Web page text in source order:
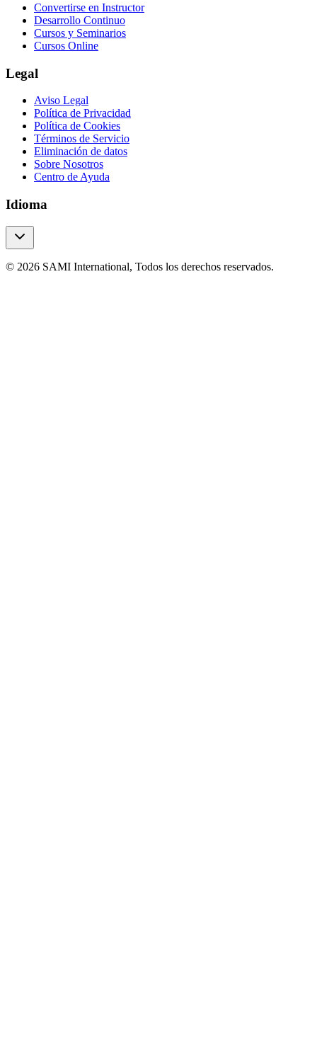
Convertirse en Instructor
Desarrollo Continuo
Cursos y Seminarios
Cursos Online
Legal
Aviso Legal
Política de Privacidad
Política de Cookies
Términos de Servicio
Eliminación de datos
Sobre Nosotros
Centro de Ayuda
Idioma
© 2026 SAMI International, Todos los derechos reservados.